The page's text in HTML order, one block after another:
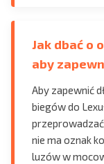
Jak dbać o
aby
Aby zapewnić
biegów do
nie ma oznak
luzów w